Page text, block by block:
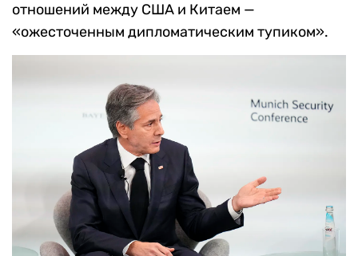
отношений между США и Китаем —
«ожесточенным дипломатическим тупиком».